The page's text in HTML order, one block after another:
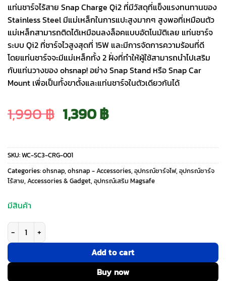
แท่นชาร์จไร้สาย Snap Charge Qi2 ที่มีวัสดุที่แข็งแรงทนทานของ
Stainless Steel มีแม่เหล็กในการแปะสูงมากๆ สูงพอที่เหมือนตัว
แม่เหล็กสามารถติดได้เหมือนลงล็อคแบบอัตโนมัติเลย แท่นชาร์จ
ระบบ Qi2 ที่ชาร์จไวสูงสุดที่ 15W และมีการจัดการความร้อนที่ดี
โดยแท่นชาร์จจะมีแม่เหล็กทั้ง 2 ฝั่งที่ทำให้ผู้ใช้สามารถนำไปเสริม
กับแท่นวางของ ohsnap! อย่าง Snap Stand หรือ Snap Car
Mount เพื่อเป็นทั้งขาตั้งและแท่นชาร์จในตัวเดียวกันได้
1,990฿ Original
price
was:
1,390฿Current
price
is:
SKU:WC-SC3-CRG-001
Categories:ohsnap, ohsnap - Accessories, อุปกรณ์ชาร์จไฟ, อุปกรณ์ชาร์จ
ไร้สาย, Accessories & Gadget, อุปกรณ์เสริม Magsafe
มีสินค้า
จำนวน ohsnap! รุ่น Snap Charge Qi2 - แท่นชาร์จไร้สาย - สี Crocodile
Add to cart
Buy now